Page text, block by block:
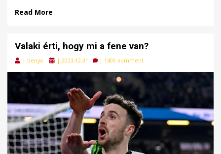
Read More
Valaki érti, hogy mi a fene van?
| benyo
Posted
| 2023-12-31 | 1405 komment